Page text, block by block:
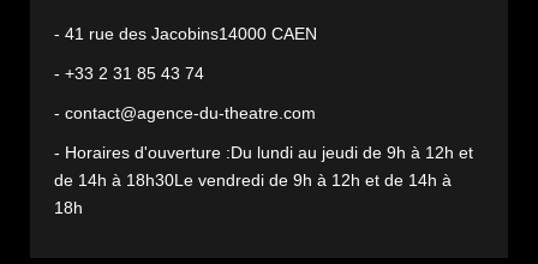
- 41 rue des Jacobins14000 CAEN
- +33 2 31 85 43 74
- contact@agence-du-theatre.com
- Horaires d'ouverture :Du lundi au jeudi de 9h à 12h et
de 14h à 18h30Le vendredi de 9h à 12h et de 14h à
18h